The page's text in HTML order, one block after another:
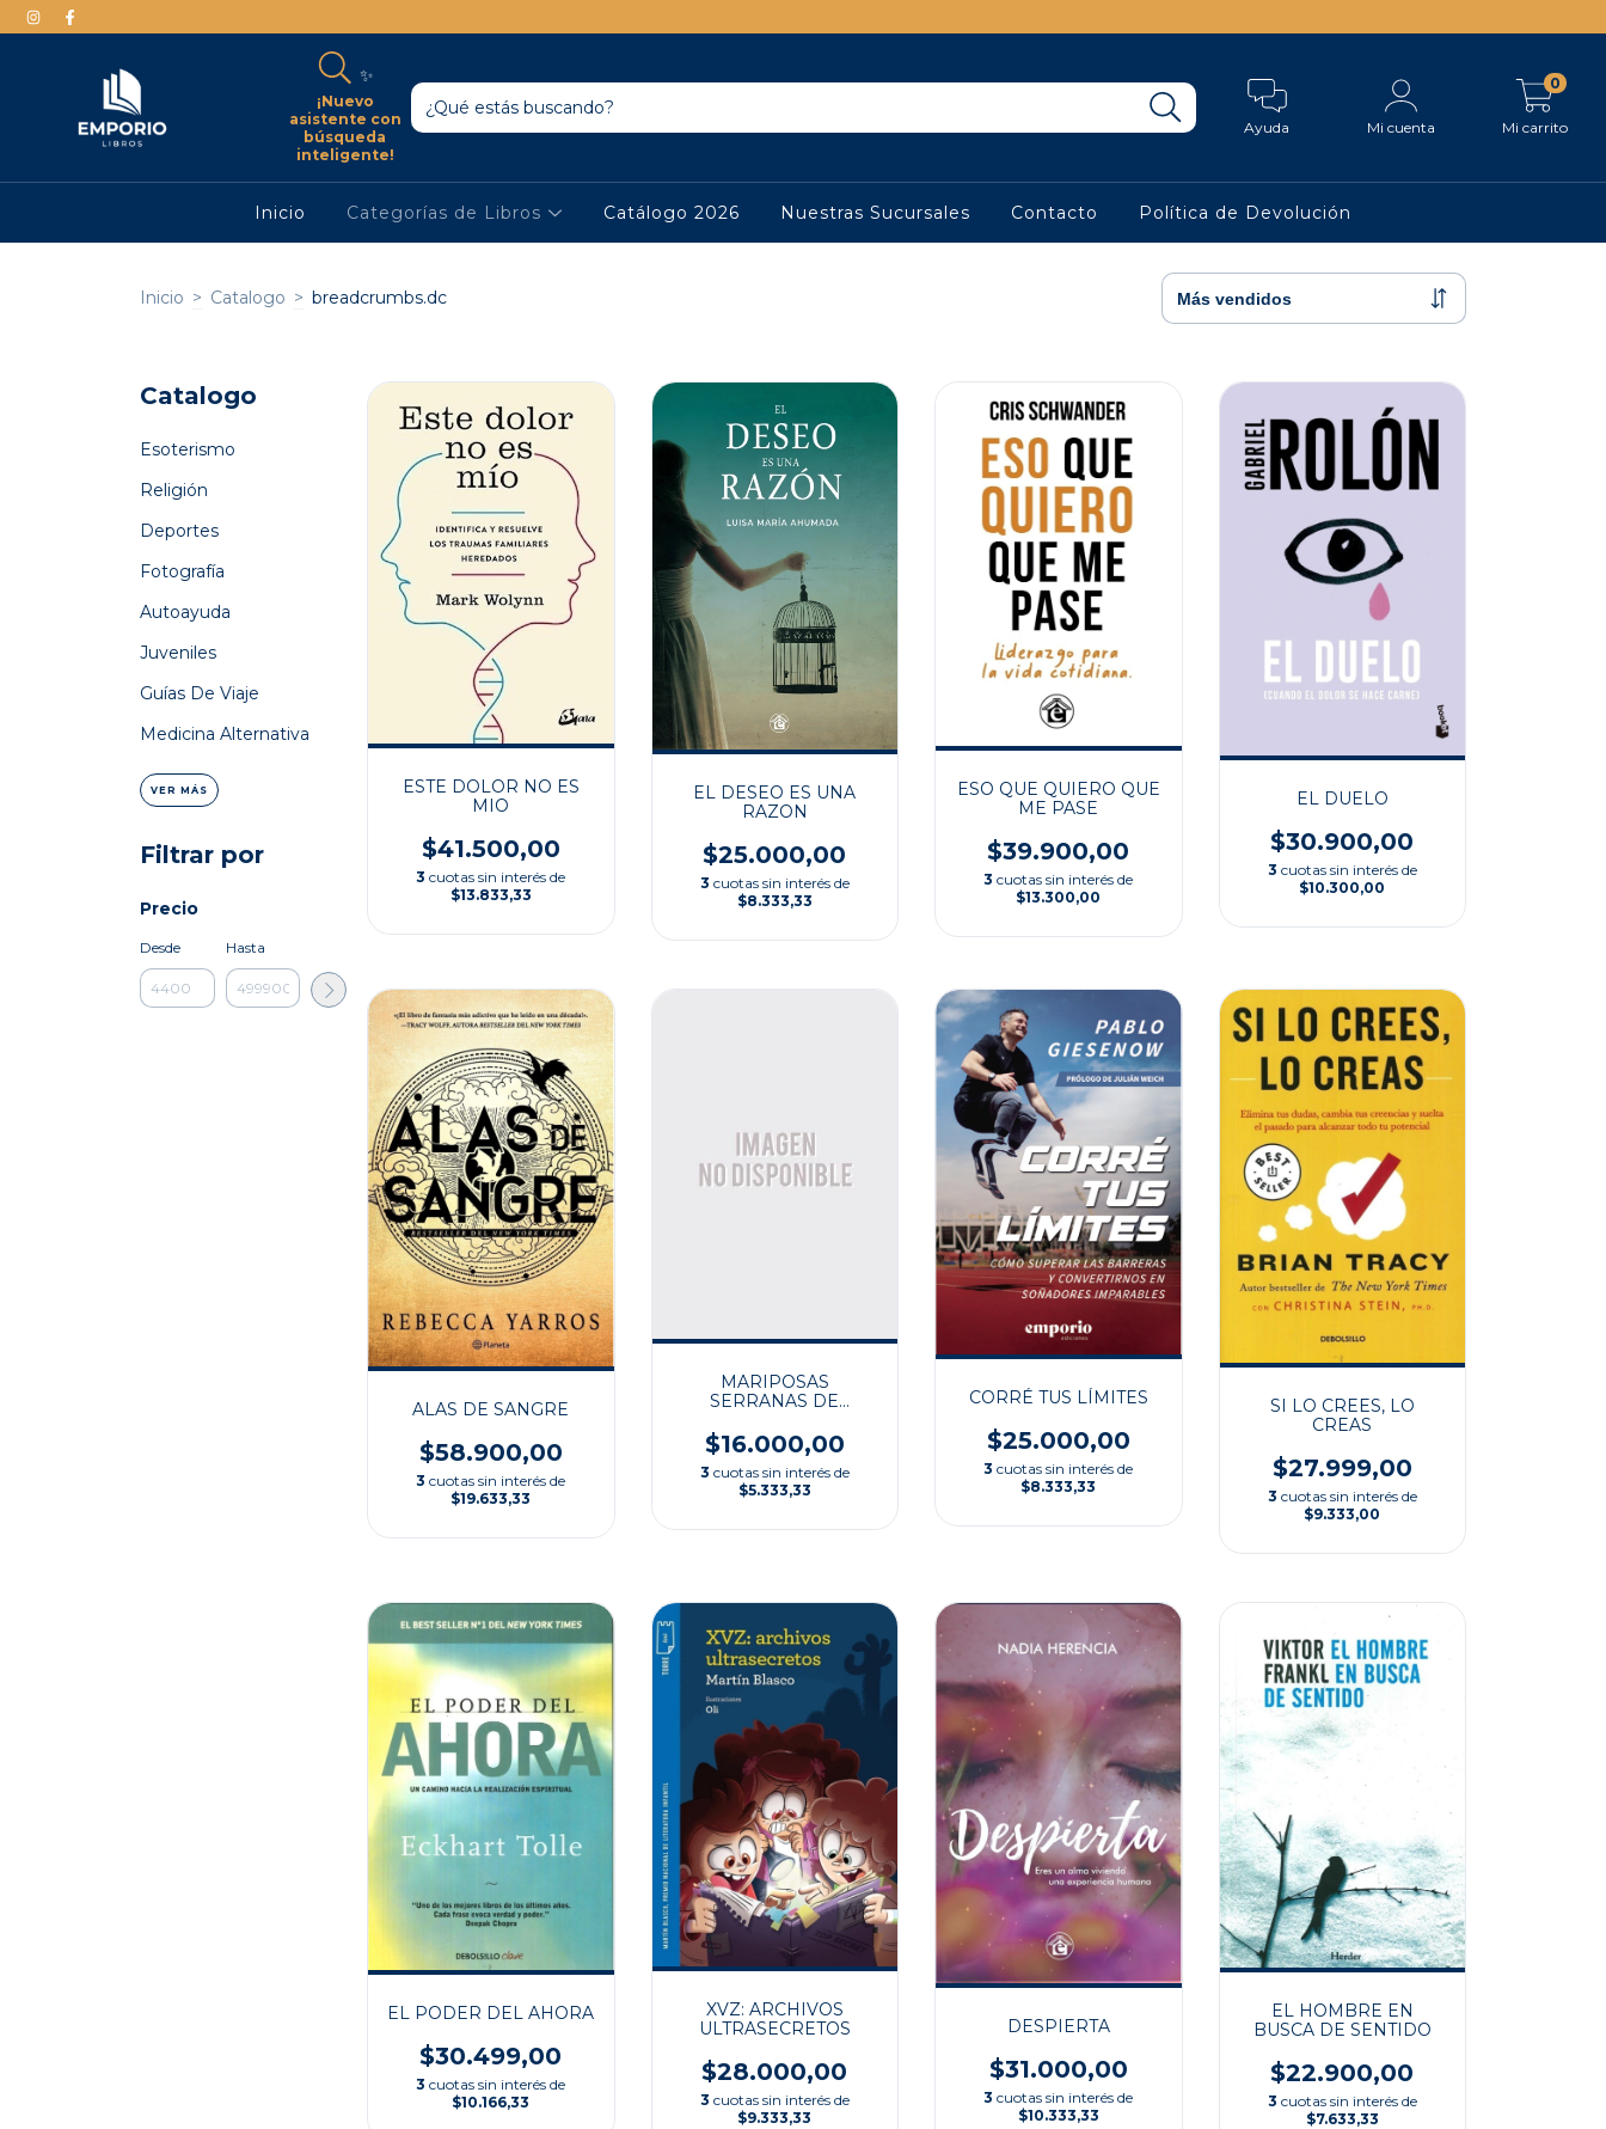
✨
¡Nuevo
asistente con
búsqueda
inteligente!
Ayuda Mi cuenta Mi carrito
0
Inicio Categorías de Libros Catálogo 2026 Nuestras Sucursales Contacto Política de Devolución
Inicio > Catalogo > breadcrumbs.dc
Catalogo
Esoterismo
Religión
Deportes
Fotografía
Autoayuda
Juveniles
Guías De Viaje
Medicina Alternativa
VER MÁS
Filtrar por
Precio
Desde Hasta
ESTE DOLOR NO ES
MIO
$41.500,00
3 cuotas sin interés de
$13.833,33
EL DESEO ES UNA
RAZON
$25.000,00
3 cuotas sin interés de
$8.333,33
ESO QUE QUIERO QUE
ME PASE
$39.900,00
3 cuotas sin interés de
$13.300,00
EL DUELO
$30.900,00
3 cuotas sin interés de
$10.300,00
ALAS DE SANGRE
$58.900,00
3 cuotas sin interés de
$19.633,33
MARIPOSAS
SERRANAS DE
$16.000,00
3 cuotas sin interés de
$5.333,33
CORRÉ TUS LÍMITES
$25.000,00
3 cuotas sin interés de
$8.333,33
SI LO CREES, LO
CREAS
$27.999,00
3 cuotas sin interés de
$9.333,00
EL PODER DEL AHORA
$30.499,00
3 cuotas sin interés de
$10.166,33
XVZ: ARCHIVOS
ULTRASECRETOS
$28.000,00
3 cuotas sin interés de
$9.333,33
DESPIERTA
$31.000,00
3 cuotas sin interés de
$10.333,33
EL HOMBRE EN
BUSCA DE SENTIDO
$22.900,00
3 cuotas sin interés de
$7.633,33